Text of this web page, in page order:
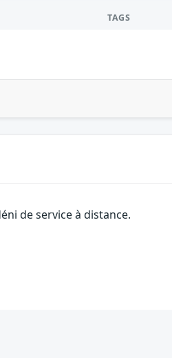
TAGS
de service à distance.